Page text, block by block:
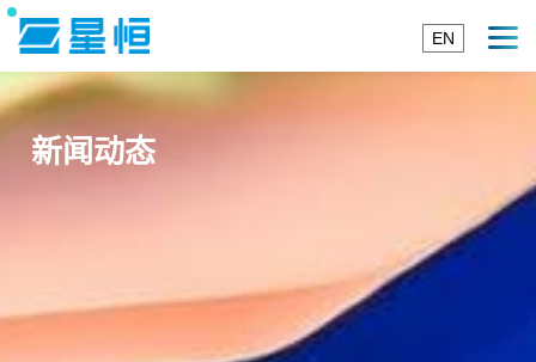
EN
新闻动态